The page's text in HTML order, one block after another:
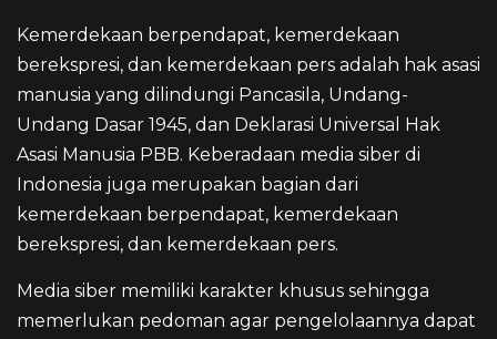
Kemerdekaan berpendapat, kemerdekaan
berekspresi, dan kemerdekaan pers adalah hak asasi
manusia yang dilindungi Pancasila, Undang-
Undang Dasar 1945, dan Deklarasi Universal Hak
Asasi Manusia PBB. Keberadaan media siber di
Indonesia juga merupakan bagian dari
kemerdekaan berpendapat, kemerdekaan
berekspresi, dan kemerdekaan pers.
Media siber memiliki karakter khusus sehingga
memerlukan pedoman agar pengelolaannya dapat